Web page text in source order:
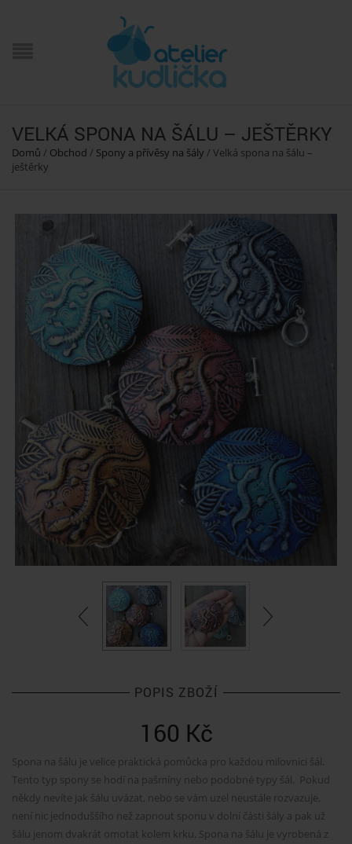
VELKÁ SPONA NA ŠÁLU – JEŠTĚRKY
Domů / Obchod / Spony a přívěsy na šály / Velká spona na šálu –
ještěrky
POPIS ZBOŽÍ
160 Kč
Spona na šálu je velice praktická pomůcka pro každou milovnici šál.
Tento typ spony se hodí na pašmíny nebo podobné typy šál. Pokud
někdy nevíte jak šálu uvázat, nebo se vám uzel neustále rozvazuje,
není nic jednoduššího než zapnout sponu v dolní části šály a pak už
šálu jenom dvakrát omotat kolem krku. Spona na šálu je vyrobená z